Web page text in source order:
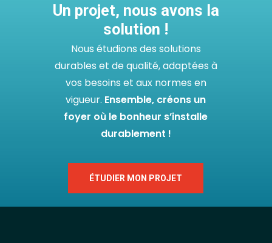
Un projet, nous avons la
solution !
Nous étudions des solutions
durables et de qualité, adaptées à
vos besoins et aux normes en
vigueur. Ensemble, créons un
foyer où le bonheur s’installe
durablement !
ÉTUDIER MON PROJET